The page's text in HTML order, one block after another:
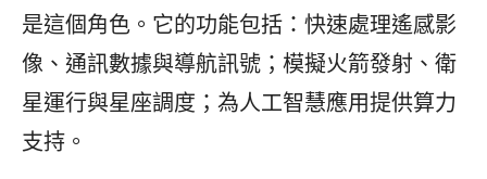
是這個角色。它的功能包括：快速處理遙感影
像、通訊數據與導航訊號；模擬火箭發射、衛
星運行與星座調度；為人工智慧應用提供算力
支持。